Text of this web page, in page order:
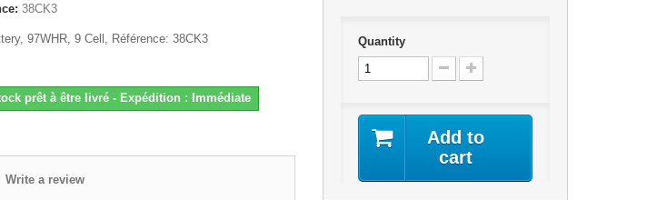
38CK3
97WHR, 9 Cell, Référence: 38CK3
prêt à être livré - Expédition : Immédiate
Write a review
Quantity
Add to
cart